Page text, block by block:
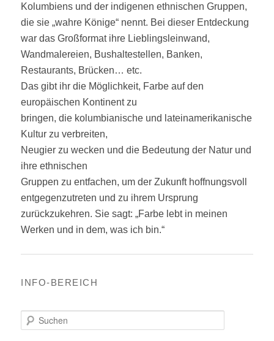
Kolumbiens und der indigenen ethnischen Gruppen,
die sie „wahre Könige“ nennt. Bei dieser Entdeckung
war das Großformat ihre Lieblingsleinwand,
Wandmalereien, Bushaltestellen, Banken,
Restaurants, Brücken… etc.
Das gibt ihr die Möglichkeit, Farbe auf den
europäischen Kontinent zu
bringen, die kolumbianische und lateinamerikanische
Kultur zu verbreiten,
Neugier zu wecken und die Bedeutung der Natur und
ihre ethnischen
Gruppen zu entfachen, um der Zukunft hoffnungsvoll
entgegenzutreten und zu ihrem Ursprung
zurückzukehren. Sie sagt: „Farbe lebt in meinen
Werken und in dem, was ich bin.“
INFO-BEREICH
u